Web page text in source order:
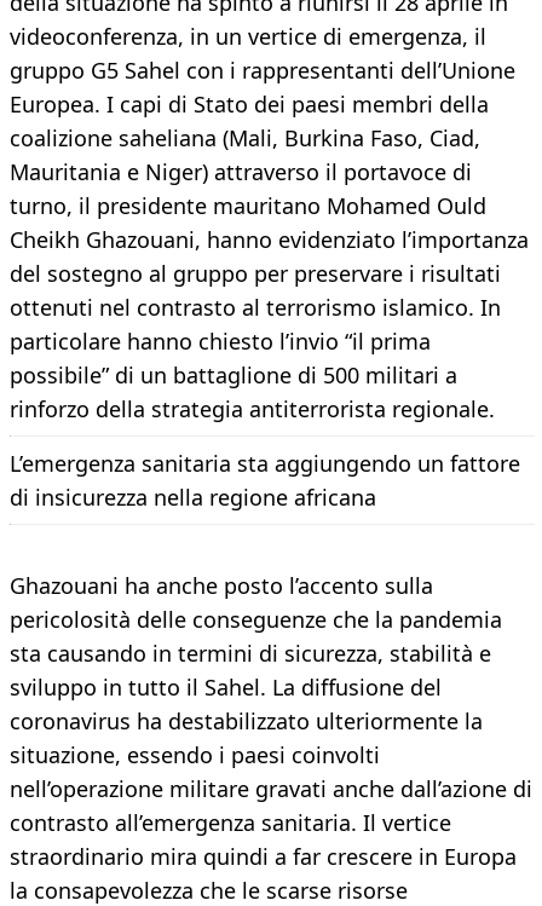
videoconferenza, in un vertice di emergenza, il
gruppo G5 Sahel con i rappresentanti dell’Unione
Europea. I capi di Stato dei paesi membri della
coalizione saheliana (Mali, Burkina Faso, Ciad,
Mauritania e Niger) attraverso il portavoce di
turno, il presidente mauritano Mohamed Ould
Cheikh Ghazouani, hanno evidenziato l’importanza
del sostegno al gruppo per preservare i risultati
ottenuti nel contrasto al terrorismo islamico. In
particolare hanno chiesto l’invio “il prima
possibile” di un battaglione di 500 militari a
rinforzo della strategia antiterrorista regionale.
L’emergenza sanitaria sta aggiungendo un fattore
di insicurezza nella regione africana
Ghazouani ha anche posto l’accento sulla
pericolosità delle conseguenze che la pandemia
sta causando in termini di sicurezza, stabilità e
sviluppo in tutto il Sahel. La diffusione del
coronavirus ha destabilizzato ulteriormente la
situazione, essendo i paesi coinvolti
nell’operazione militare gravati anche dall’azione di
contrasto all’emergenza sanitaria. Il vertice
straordinario mira quindi a far crescere in Europa
la consapevolezza che le scarse risorse